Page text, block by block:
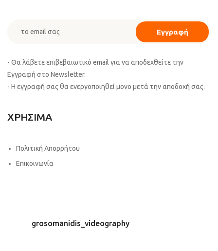
- Θα λάβετε επιβεβαιωτικό email για να αποδεχθείτε την
Εγγραφή στο Newsletter.
- Η εγγραφή σας θα ενεργοποιηθεί μονο μετά την αποδοχή σας.
ΧΡΗΣΙΜΑ
Πολιτική Απορρήτου
Επικοινωνία
grosomanidis_videography